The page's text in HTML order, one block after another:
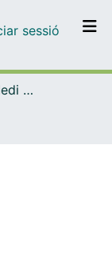
el DD
sessió (current)
Biologia, Sanitat i Medi Ambient